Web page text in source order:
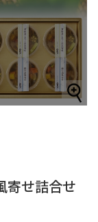
せ詰合せ